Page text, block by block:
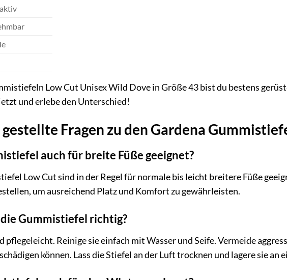
Low Cut Unisex Wild Dove in Größe 43 bist du bestens
und erlebe den Unterschied!
gestellte Fragen zu den Gardena
auch für breite Füße geeignet?
Low Cut sind in der Regel für normale bis leicht breitere Füße
um ausreichend Platz und Komfort zu gewährleisten.
Gummistiefel richtig?
pflegeleicht. Reinige sie einfach mit Wasser und Seife. Vermeide
können. Lass die Stiefel an der Luft trocknen und lagere sie an